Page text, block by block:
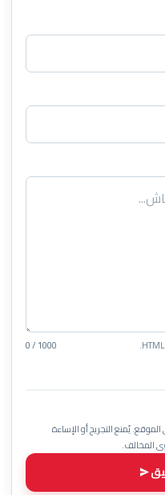
0 / 1000
الموقع. يُمنع التجريح أو الإساءة
المخالف.